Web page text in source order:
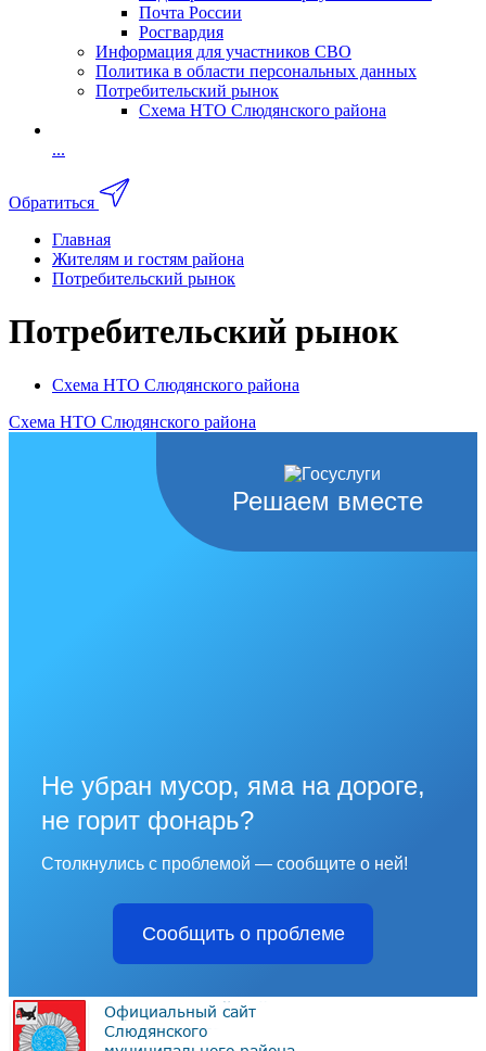
Почта России
Росгвардия
Информация для участников СВО
Политика в области персональных данных
Потребительский рынок
Схема НТО Слюдянского района
...
Обратиться
Главная
Жителям и гостям района
Потребительский рынок
Потребительский рынок
Схема НТО Слюдянского района
Схема НТО Слюдянского района
Решаем вместе
Не убран мусор, яма на дороге,
не горит фонарь?
Столкнулись с проблемой — сообщите о ней!
Сообщить о проблеме